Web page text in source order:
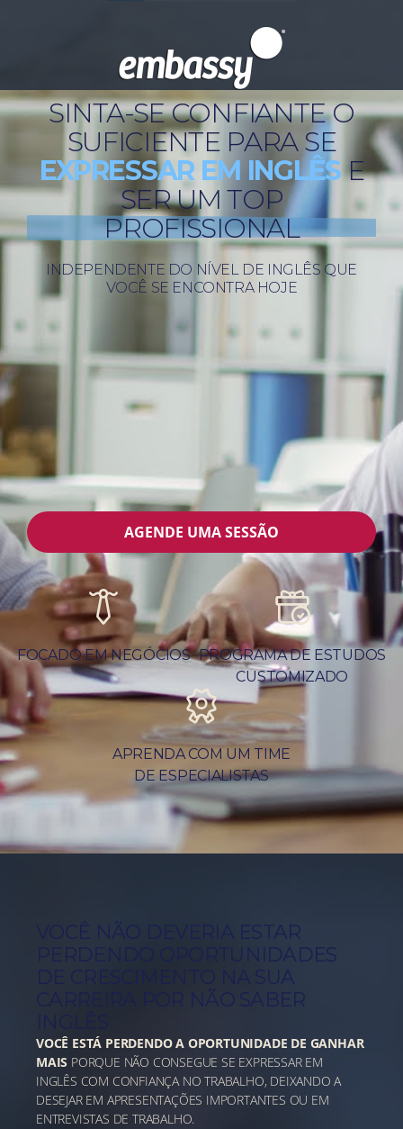
SINTA-SE CONFIANTE O
SUFICIENTE PARA SE
EXPRESSAR EM INGLÊSE
SER UM TOP
PROFISSIONAL
INDEPENDENTE DO NÍVEL DE INGLÊS QUE
VOCÊ SE ENCONTRA HOJE
AGENDE UMA SESSÃO
FOCADO EM NEGÓCIOS PROGRAMA DE ESTUDOS
CUSTOMIZADO
APRENDA COM UM TIME
DE ESPECIALISTAS
VOCÊ NÃO DEVERIA ESTAR
PERDENDO OPORTUNIDADES
DE CRESCIMENTO NA SUA
CARREIRA POR NÃO SABER
INGLÊS
VOCÊ ESTÁ PERDENDO A OPORTUNIDADE DE GANHAR
MAIS PORQUE NÃO CONSEGUE SE EXPRESSAR EM
INGLÊS COM CONFIANÇA NO TRABALHO, DEIXANDO A
DESEJAR EM APRESENTAÇÕES IMPORTANTES OU EM
ENTREVISTAS DE TRABALHO.